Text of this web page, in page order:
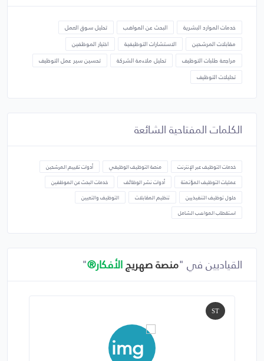
خدمات الموارد البشرية البحث عن المواهب
تحليل سوق العمل
مقابلات المرشحين
الاستشارات التوظيفية
اختيار الموظفين
مراجعة طلبات التوظيف
تحليل ملاءمة الشركة
تحسين سير عمل التوظيف
تحليلات التوظيف
الكلمات المفتاحية الشائعة
خدمات التوظيف عبر الإنترنت منصة التوظيف الوظيفي
أدوات تقييم المرشحين
عمليات التوظيف المؤتمتة
أدوات نشر الوظائف
خدمات البحث عن الموظفين
حلول توظيف التنفيذيين
تنظيم المقابلات
التوظيف والتعيين
استقطاب المواهب الشامل
القياديين في "منصة صهريجالأفكار®"
ST